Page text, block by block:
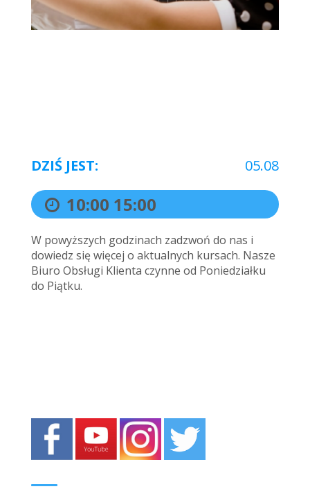
DZIŚ JEST: 05.08
10:00 15:00
W powyższych godzinach zadzwoń do nas i
dowiedz się więcej o aktualnych kursach. Nasze
Biuro Obsługi Klienta czynne od Poniedziałku
do Piątku.